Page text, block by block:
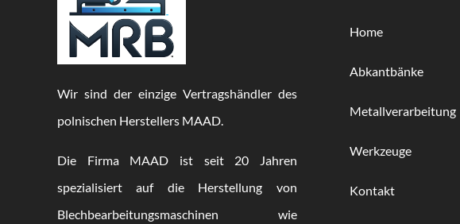
Wir sind der einzige Vertragshändler des
polnischen Herstellers MAAD.
Die Firma MAAD ist seit 20 Jahren
spezialisiert auf die Herstellung von
Blechbearbeitungsmaschinen wie
Home
Abkantbänke
Metallverarbeitung
Werkzeuge
Kontakt